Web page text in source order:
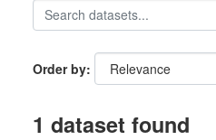
Order by
1 dataset found